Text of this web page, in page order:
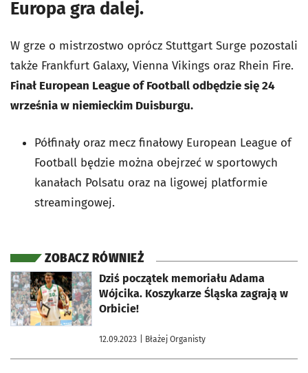
Europa gra dalej.
W grze o mistrzostwo oprócz Stuttgart Surge pozostali
także Frankfurt Galaxy, Vienna Vikings oraz Rhein Fire.
Finał European League of Football odbędzie się 24
września w niemieckim Duisburgu.
Półfinały oraz mecz finałowy European League of
Football będzie można obejrzeć w sportowych
kanałach Polsatu oraz na ligowej platformie
streamingowej.
ZOBACZ RÓWNIEŻ
Dziś początek memoriału Adama
Wójcika. Koszykarze Śląska zagrają w
Orbicie!
12.09.2023 | Błażej Organisty
otworzy się w nowej karcie